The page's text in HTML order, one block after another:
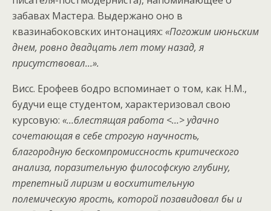
забавах Мастера. Выдержано оно в
квазинабоковских интонациях: «Погожим июньским
днем, ровно двадцать лет тому назад, я
присутствовал…».
Висс. Ерофеев бодро вспоминает о том, как Н.М.,
будучи еще студентом, характеризовал свою
курсовую: «…блестящая работа <…> удачно
сочетающая в себе строгую научность,
благородную бескомпромиссность критического
анализа, поразительную философскую глубину,
трепетный лиризм и восхитительную
полемическую ярость, которой позавидовал бы и